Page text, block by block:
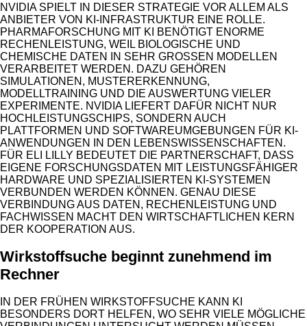
NVIDIA SPIELT IN DIESER STRATEGIE VOR ALLEM ALS
ANBIETER VON KI-INFRASTRUKTUR EINE ROLLE.
PHARMAFORSCHUNG MIT KI BENÖTIGT ENORME
RECHENLEISTUNG, WEIL BIOLOGISCHE UND
CHEMISCHE DATEN IN SEHR GROSSEN MODELLEN V
ERARBEITET WERDEN. DAZU GEHÖREN S
IMULATIONEN, MUSTERERKENNUNG, M
ODELLTRAINING UND DIE AUSWERTUNG VIELER E
XPERIMENTE. NVIDIA LIEFERT DAFÜR NICHT NUR H
OCHLEISTUNGSCHIPS, SONDERN AUCH P
LATTFORMEN UND SOFTWAREUMGEBUNGEN FÜR KI-A
NWENDUNGEN IN DEN LEBENSWISSENSCHAFTEN. F
ÜR ELI LILLY BEDEUTET DIE PARTNERSCHAFT, DASS E
IGENE FORSCHUNGSDATEN MIT LEISTUNGSFÄHIGER H
ARDWARE UND SPEZIALISIERTEN KI-SYSTEMEN V
ERBUNDEN WERDEN KÖNNEN. GENAU DIESE V
ERBINDUNG AUS DATEN, RECHENLEISTUNG UND F
ACHWISSEN MACHT DEN WIRTSCHAFTLICHEN KERN D
ER KOOPERATION AUS.
Wirkstoffsuche beginnt zunehmend im
Rechner
IN DER FRÜHEN WIRKSTOFFSUCHE KANN KI
BESONDERS DORT HELFEN, WO SEHR VIELE MÖGLICHE